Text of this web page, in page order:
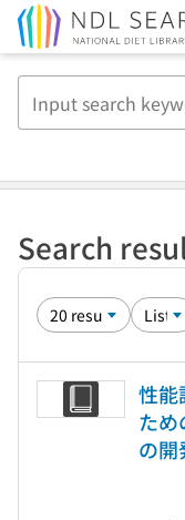
Search
性能
ため
の開